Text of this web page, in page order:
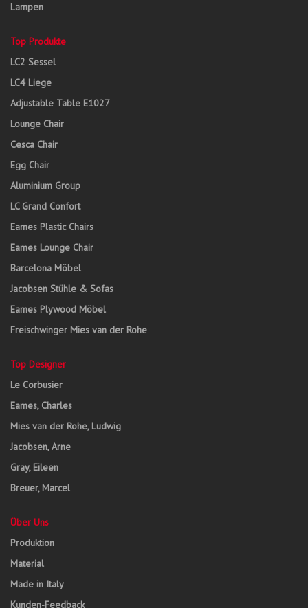
Lampen
Top Produkte
LC2 Sessel
LC4 Liege
Adjustable Table E1027
Lounge Chair
Cesca Chair
Egg Chair
Aluminium Group
LC Grand Confort
Eames Plastic Chairs
Eames Lounge Chair
Barcelona Möbel
Jacobsen Stühle & Sofas
Eames Plywood Möbel
Freischwinger Mies van der Rohe
Top Designer
Le Corbusier
Eames, Charles
Mies van der Rohe, Ludwig
Jacobsen, Arne
Gray, Eileen
Breuer, Marcel
Über Uns
Produktion
Material
Made in Italy
Kunden-Feedback